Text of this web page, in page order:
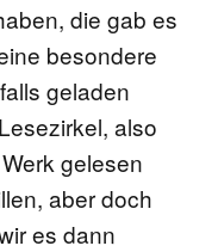
die gab es
besondere
geladen
also
gelesen
aber doch
es dann